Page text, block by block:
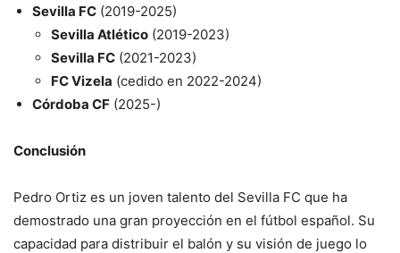
Sevilla FC (2019-2025)
Sevilla Atlético (2019-2023)
Sevilla FC (2021-2023)
FC Vizela (cedido en 2022-2024)
Córdoba CF (2025-)
Conclusión
Pedro Ortiz es un joven talento del Sevilla FC que ha
demostrado una gran proyección en el fútbol español. Su
capacidad para distribuir el balón y su visión de juego lo